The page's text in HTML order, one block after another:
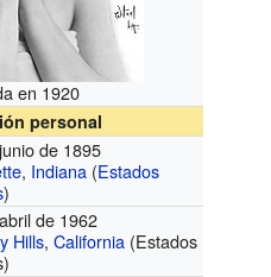
en 1920
personal
de 1895
, Indiana (Estados
)
de 1962
Hills,California (Estados